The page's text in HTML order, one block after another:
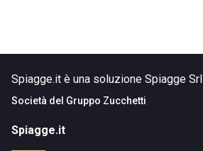
Spiagge.it è una soluzione Spiagge Srl
Società del Gruppo Zucchetti
Spiagge.it